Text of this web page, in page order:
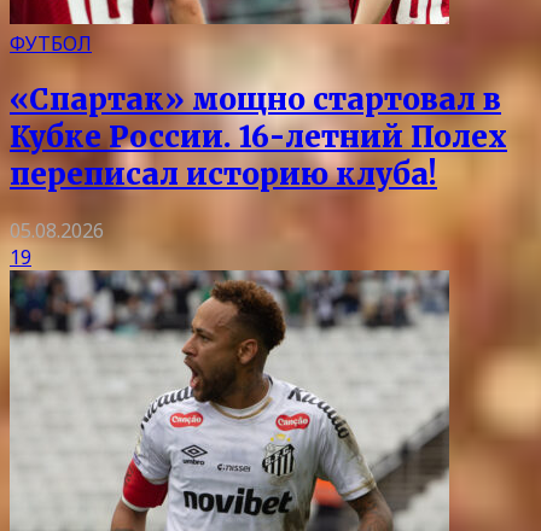
ФУТБОЛ
«Спартак» мощно стартовал в
Кубке России. 16-летний Полех
переписал историю клуба!
05.08.2026
19